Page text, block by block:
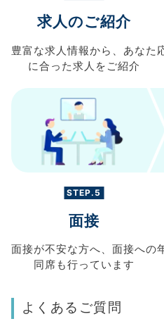
求人のご紹介
豊富な求人情報から、 あなた
に合った求人を ご紹介
STEP.5
面接
面接が不安な方へ、 面接への
同席も行っています
よくあるご質問